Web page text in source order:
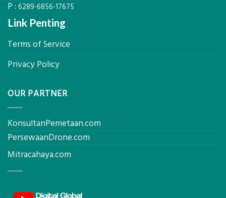
P : 6289-6856-17675
Link Penting
Terms of Service
Privacy Policy
OUR PARTNER
KonsultanPemetaan.com
PersewaanDrone.com
Mitracahaya.com